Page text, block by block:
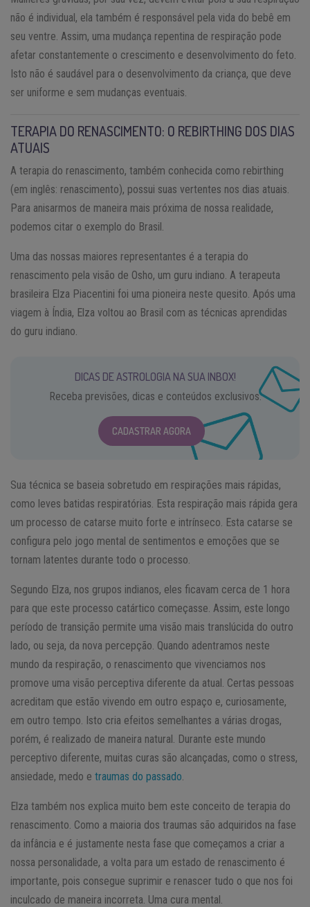
não é individual, ela também é responsável pela vida do bebê em
seu ventre. Assim, uma mudança repentina de respiração pode
afetar constantemente o crescimento e desenvolvimento do feto.
Isto não é saudável para o desenvolvimento da criança, que deve
ser uniforme e sem mudanças eventuais.
TERAPIA DO RENASCIMENTO: O REBIRTHING DOS DIAS
ATUAIS
A terapia do renascimento, também conhecida como rebirthing
(em inglês: renascimento), possui suas vertentes nos dias atuais.
Para anisarmos de maneira mais próxima de nossa realidade,
podemos citar o exemplo do Brasil.
Uma das nossas maiores representantes é a terapia do
renascimento pela visão de Osho, um guru indiano. A terapeuta
brasileira Elza Piacentini foi uma pioneira neste quesito. Após uma
viagem à Índia, Elza voltou ao Brasil com as técnicas aprendidas
do guru indiano.
DICAS DE ASTROLOGIA NA SUA INBOX!
Receba previsões, dicas e conteúdos exclusivos.
CADASTRAR AGORA
Sua técnica se baseia sobretudo em respirações mais rápidas,
como leves batidas respiratórias. Esta respiração mais rápida gera
um processo de catarse muito forte e intrínseco. Esta catarse se
configura pelo jogo mental de sentimentos e emoções que se
tornam latentes durante todo o processo.
Segundo Elza, nos grupos indianos, eles ficavam cerca de 1 hora
para que este processo catártico começasse. Assim, este longo
período de transição permite uma visão mais translúcida do outro
lado, ou seja, da nova percepção. Quando adentramos neste
mundo da respiração, o renascimento que vivenciamos nos
promove uma visão perceptiva diferente da atual. Certas pessoas
acreditam que estão vivendo em outro espaço e, curiosamente,
em outro tempo. Isto cria efeitos semelhantes a várias drogas,
porém, é realizado de maneira natural. Durante este mundo
perceptivo diferente, muitas curas são alcançadas, como o stress,
ansiedade, medo e traumas do passado
Elza também nos explica muito bem este conceito de terapia do
renascimento. Como a maioria dos traumas são adquiridos na fase
da infância e é justamente nesta fase que começamos a criar a
nossa personalidade, a volta para um estado de renascimento é
importante, pois consegue suprimir e renascer tudo o que nos foi
inculcado de maneira incorreta. Uma cura mental.